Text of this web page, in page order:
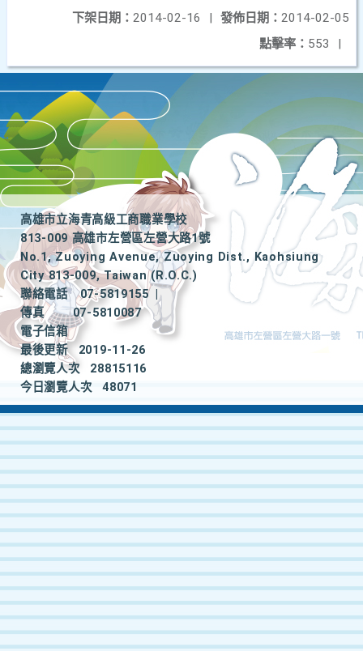
發佈日期： 2014-02-05
下架日期： 2014-02-16
|
點擊率： 553 |
高雄市立海青高級工商職業學校
813-009 高雄市左營區左營大路1號
No.1, Zuoying Avenue, Zuoying Dist., Kaohsiung
City 813-009, Taiwan (R.O.C.)
聯絡電話
07-5819155
|
傳真
07-5810087
電子信箱
最後更新
2019-11-26
總瀏覽人次
28815116
今日瀏覽人次
48071